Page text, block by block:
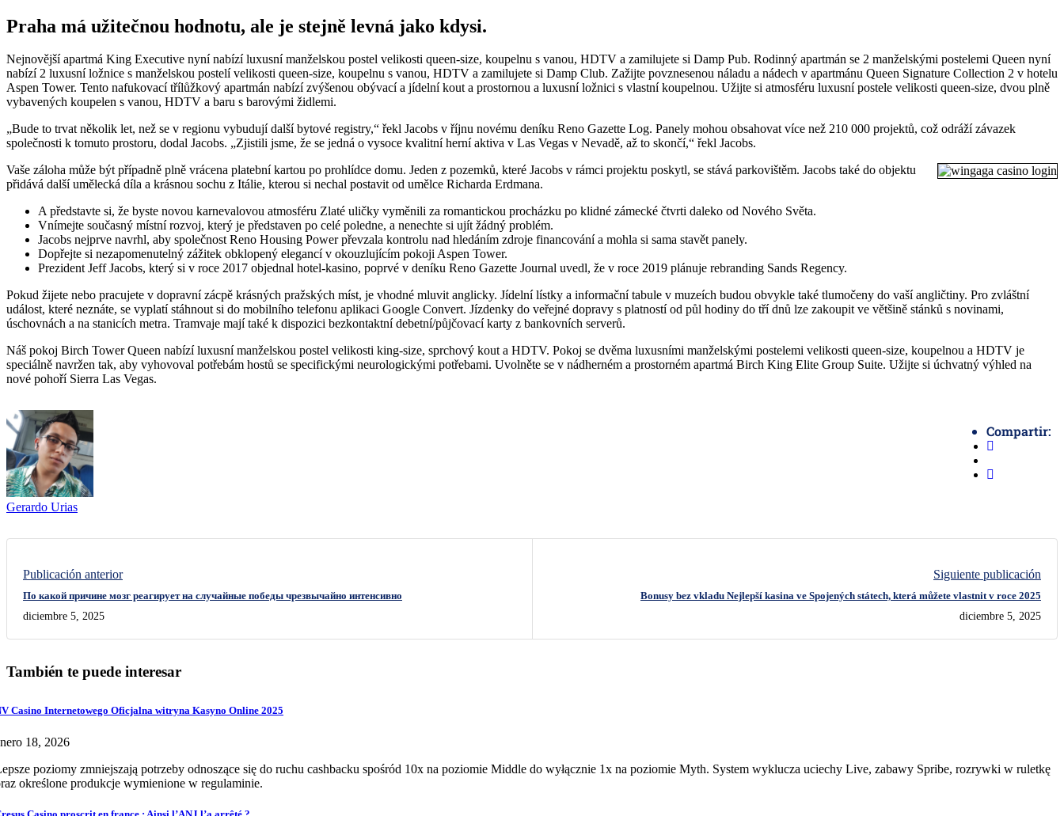
Praha má užitečnou hodnotu, ale je stejně levná jako kdysi.
Nejnovější apartmá King Executive nyní nabízí luxusní manželskou postel velikosti queen-size, koupelnu s vanou, HDTV a zamilujete si Damp Pub. Rodinný apartmán se 2 manželskými postelemi Queen nyní
nabízí 2 luxusní ložnice s manželskou postelí velikosti queen-size, koupelnu s vanou, HDTV a zamilujete si Damp Club. Zažijte povznesenou náladu a nádech v apartmánu Queen Signature Collection 2 v hotelu
Aspen Tower. Tento nafukovací třílůžkový apartmán nabízí zvýšenou obývací a jídelní kout a prostornou a luxusní ložnici s vlastní koupelnou. Užijte si atmosféru luxusní postele velikosti queen-size, dvou plně
vybavených koupelen s vanou, HDTV a baru s barovými židlemi.
„Bude to trvat několik let, než se v regionu vybudují další bytové registry,“ řekl Jacobs v říjnu novému deníku Reno Gazette Log. Panely mohou obsahovat více než 210 000 projektů, což odráží závazek
společnosti k tomuto prostoru, dodal Jacobs. „Zjistili jsme, že se jedná o vysoce kvalitní herní aktiva v Las Vegas v Nevadě, až to skončí,“ řekl Jacobs.
Vaše záloha může být případně plně vrácena platební kartou po prohlídce domu. Jeden z pozemků, které Jacobs v rámci projektu poskytl, se stává parkovištěm. Jacobs také do objektu
přidává další umělecká díla a krásnou sochu z Itálie, kterou si nechal postavit od umělce Richarda Erdmana.
A představte si, že byste novou karnevalovou atmosféru Zlaté uličky vyměnili za romantickou procházku po klidné zámecké čtvrti daleko od Nového Světa.
Vnímejte současný místní rozvoj, který je představen po celé poledne, a nenechte si ujít žádný problém.
Jacobs nejprve navrhl, aby společnost Reno Housing Power převzala kontrolu nad hledáním zdroje financování a mohla si sama stavět panely.
Dopřejte si nezapomenutelný zážitek obklopený elegancí v okouzlujícím pokoji Aspen Tower.
Prezident Jeff Jacobs, který si v roce 2017 objednal hotel-kasino, poprvé v deníku Reno Gazette Journal uvedl, že v roce 2019 plánuje rebranding Sands Regency.
Pokud žijete nebo pracujete v dopravní zácpě krásných pražských míst, je vhodné mluvit anglicky. Jídelní lístky a informační tabule v muzeích budou obvykle také tlumočeny do vaší angličtiny. Pro zvláštní
událost, které neznáte, se vyplatí stáhnout si do mobilního telefonu aplikaci Google Convert. Jízdenky do veřejné dopravy s platností od půl hodiny do tří dnů lze zakoupit ve většině stánků s novinami,
úschovnách a na stanicích metra. Tramvaje mají také k dispozici bezkontaktní debetní/půjčovací karty z bankovních serverů.
Náš pokoj Birch Tower Queen nabízí luxusní manželskou postel velikosti king-size, sprchový kout a HDTV. Pokoj se dvěma luxusními manželskými postelemi velikosti queen-size, koupelnou a HDTV je
speciálně navržen tak, aby vyhovoval potřebám hostů se specifickými neurologickými potřebami. Uvolněte se v nádherném a prostorném apartmá Birch King Elite Group Suite. Užijte si úchvatný výhled na
nové pohoří Sierra Las Vegas.
Compartir:
Gerardo Urias
Publicación anterior
По какой причине мозг реагирует на случайные победы чрезвычайно интенсивно
diciembre 5, 2025
Siguiente publicación
Bonusy bez vkladu Nejlepší kasina ve Spojených státech, která můžete vlastnit v roce 2025
diciembre 5, 2025
También te puede interesar
Casino Internetowego Oficjalna witryna Kasyno Online 2025
18, 2026
poziomy zmniejszają potrzeby odnoszące się do ruchu cashbacku spośród 10x na poziomie Middle do wyłącznie 1x na poziomie Myth. System wyklucza uciechy Live, zabawy Spribe, rozrywki w ruletkę
określone produkcje wymienione w regulaminie.